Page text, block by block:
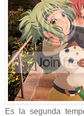
Es la segunda